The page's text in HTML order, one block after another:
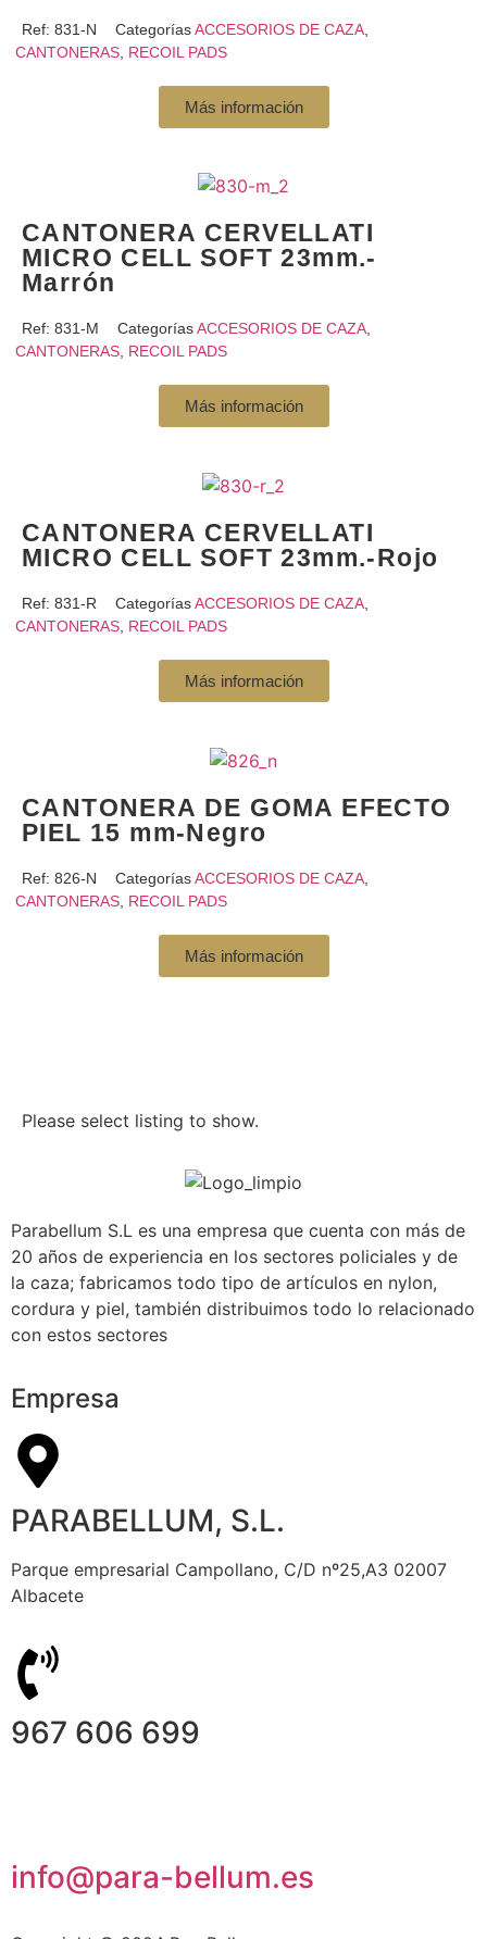
Ref: 831-N CategoríasACCESORIOS DE CAZA
CANTONERAS, RECOIL PADS
Más información
CANTONERA CERVELLATI
MICRO CELL SOFT 23mm.-
Marrón
Ref: 831-M CategoríasACCESORIOS DE CAZA,
CANTONERAS, RECOIL PADS
Más información
CANTONERA CERVELLATI
MICRO CELL SOFT 23mm.-Rojo
Ref: 831-R CategoríasACCESORIOS DE CAZA
CANTONERAS, RECOIL PADS
Más información
CANTONERA DE GOMA EFECTO
PIEL 15 mm-Negro
Ref: 826-N CategoríasACCESORIOS DE CAZA
CANTONERAS, RECOIL PADS
Más información
Please select listing to show.
Parabellum S.L es una empresa que cuenta con más de
20 años de experiencia en los sectores policiales y de
la caza; fabricamos todo tipo de artículos en nylon,
cordura y piel, también distribuimos todo lo relacionado
con estos sectores
Empresa
PARABELLUM, S.L.
Parque empresarial Campollano, C/D nº25,A3 02007
Albacete
967 606 699
info@para-bellum.es